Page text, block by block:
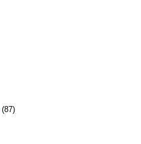
(87)